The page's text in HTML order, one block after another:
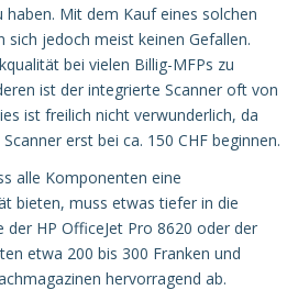
Mit dem Kauf eines solchen
sich jedoch meist keinen Gefallen.
bei vielen Billig-MFPs zu
ist der integrierte Scanner oft von
ist freilich nicht verwunderlich, da
erst bei ca. 150 CHF beginnen.
alle Komponenten eine
bieten, muss etwas tiefer in die
der HP OfficeJet Pro 8620 oder der
etwa 200 bis 300 Franken und
hervorragend ab.